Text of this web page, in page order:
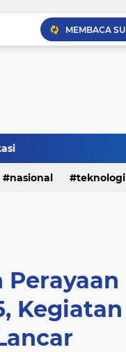
nasional teknologi
Perayaan
Kegiatan